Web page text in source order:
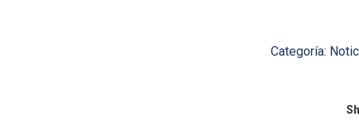
Categoría: